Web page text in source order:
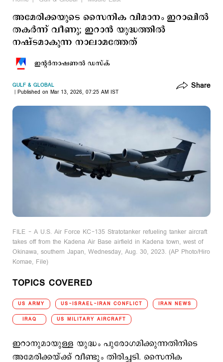
അമേരിക്കയുടെ സൈനിക വിമാനം ഇറാഖില്‍
തകര്‍ന്ന് വീണു; ഇറാന്‍ യുദ്ധത്തില്‍
നഷ്ടമാകുന്ന നാലാമത്തേത്
ഇന്‍റര്‍നാഷണല്‍ ഡസ്ക്
GULF & GLOBAL
Published on Mar 13, 2026, 07:25 AM IST
Share
FILE - A U.S. Air Force KC-135 Stratotanker refueling tanker aircraft
takes off from the Kadena Air Base airfield in Kadena town, west of
Okinawa, southern Japan, Wednesday, Aug. 30, 2023. (AP Photo/Hiro
Komae, File)
TOPICS COVERED
US ARMY US-ISRAEL-IRAN CONFLICT IRAN NEWS
IRAQ US MILITARY AIRCRAFT
ഇറാനുമായുള്ള യുദ്ധം പുരോഗമിക്കുന്നതിനിടെ
അമേരിക്കയ്ക്ക് വീണ്ടും തിരിച്ചടി. സൈനിക